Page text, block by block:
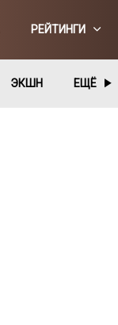
РЕЙТИНГИ
ЭКШН ЕЩЁ